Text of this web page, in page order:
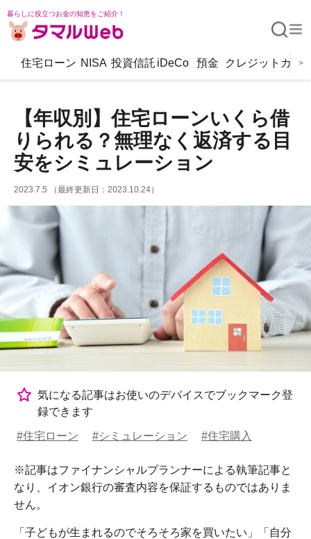
暮らしに役立つお金の知恵をご紹介！
住宅ローン NISA 投資信託 iDeCo 預金 クレジットカー
>
【年収別】住宅ローンいくら借
りられる？無理なく返済する目
安をシミュレーション
2023.7.5 （最終更新日：2023.10.24）
気になる記事はお使いのデバイスでブックマーク登
録できます
#住宅ローン #シミュレーション #住宅購入
※記事はファイナンシャルプランナーによる執筆記事と
なり、イオン銀行の審査内容を保証するものではありま
せん。
「子どもが生まれるのでそろそろ家を買いたい」「自分